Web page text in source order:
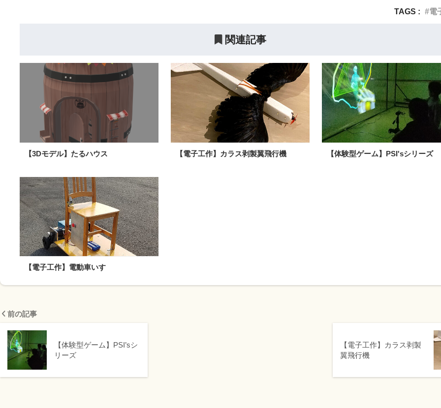
TAGS :
電
関連記事
【3Dモデル】たるハウス 【電子工作】カラス剥製翼飛行機 【体験型ゲーム】PSI'sシリーズ
【電子工作】電動車いす
前の記事
【体験型ゲーム】PSI’sシ
リーズ
【電子工作】カラス剥製
翼飛行機